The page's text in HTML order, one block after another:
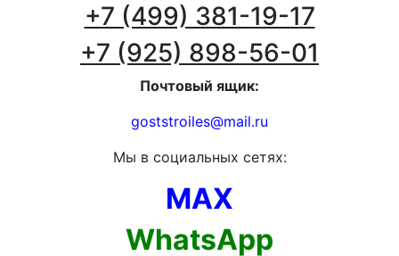
+7 (499) 381-19-17
+7 (925) 898-56-01
Почтовый ящик:
goststroiles@mail.ru
Мы в социальных сетях:
MAX
WhatsApp